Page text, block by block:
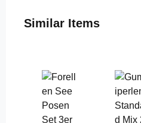
Produktgalerie überspringen
Similar Items